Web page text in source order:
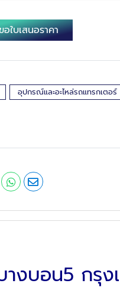
อใบเสนอราคา
อุปกรณ์และอะไหล่รถแทรกเตอร์
างบอน5 กรุ